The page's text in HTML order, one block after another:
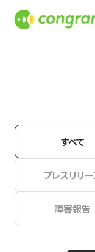
すべて
プレスリリ
障害報告